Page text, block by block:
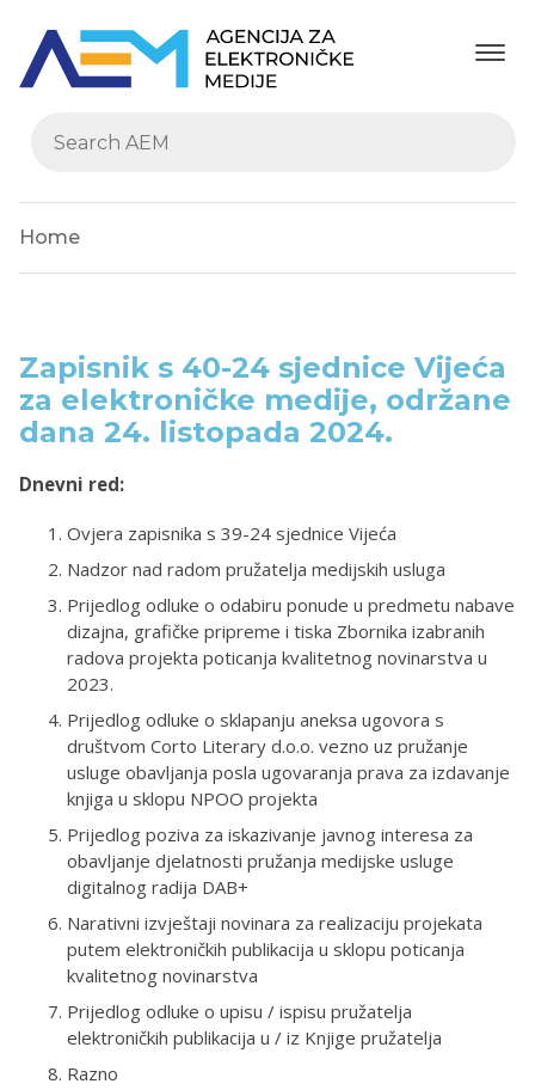
Home
Zapisnik s 40-24 sjednice Vijeća
za elektroničke medije, održane
dana 24. listopada 2024.
Dnevni red:
Ovjera zapisnika s 39-24 sjednice Vijeća
Nadzor nad radom pružatelja medijskih usluga
Prijedlog odluke o odabiru ponude u predmetu nabave
dizajna, grafičke pripreme i tiska Zbornika izabranih
radova projekta poticanja kvalitetnog novinarstva u
2023.
Prijedlog odluke o sklapanju aneksa ugovora s
društvom Corto Literary d.o.o. vezno uz pružanje
usluge obavljanja posla ugovaranja prava za izdavanje
knjiga u sklopu NPOO projekta
Prijedlog poziva za iskazivanje javnog interesa za
obavljanje djelatnosti pružanja medijske usluge
digitalnog radija DAB+
Narativni izvještaji novinara za realizaciju projekata
putem elektroničkih publikacija u sklopu poticanja
kvalitetnog novinarstva
Prijedlog odluke o upisu / ispisu pružatelja
elektroničkih publikacija u / iz Knjige pružatelja
Razno